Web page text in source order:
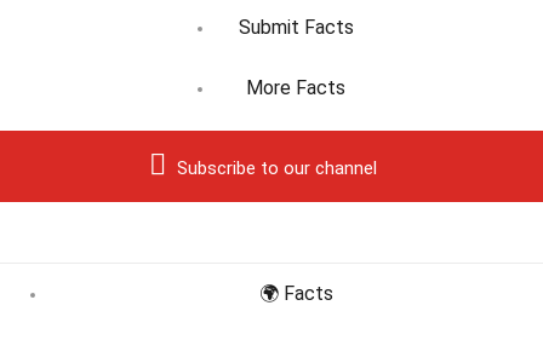
Submit Facts
More Facts
Subscribe to our channel
🌍 Facts